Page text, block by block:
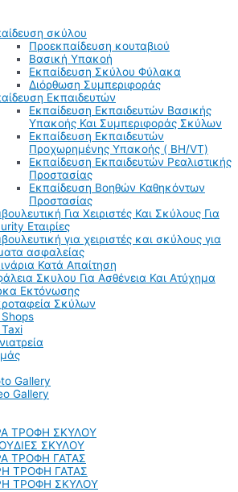
σκύλου
Προεκπαίδευση κουταβιού
Βασική Υπακοή
Εκπαίδευση Σκύλου Φύλακα
Διόρθωση Συμπεριφοράς
Εκπαιδευτών
Εκπαίδευση Εκπαιδευτών Βασικής
Υπακοής Και Συμπεριφοράς Σκύλων
Εκπαίδευση Εκπαιδευτών
Προχωρημένης Υπακοής ( BH/VT)
Εκπαίδευση Εκπαιδευτών Ρεαλιστικής
Προστασίας
Εκπαίδευση Βοηθών Καθηκόντων
Προστασίας
Για Χειριστές Και Σκύλους Για
Εταιρίες
για χειριστές και σκύλους για
ασφαλείας
Κατά Απαίτηση
Σκυλου Για Ασθένεια Και Ατύχημα
Εκτόνωσης
Σκύλων
Gallery
Gallery
ΤΡΟΦΗ ΣΚΥΛΟΥ
ΣΚΥΛΟΥ
ΤΡΟΦΗ ΓΑΤΑΣ
ΤΡΟΦΗ ΓΑΤΑΣ
ΤΡΟΦΗ ΣΚΥΛΟΥ